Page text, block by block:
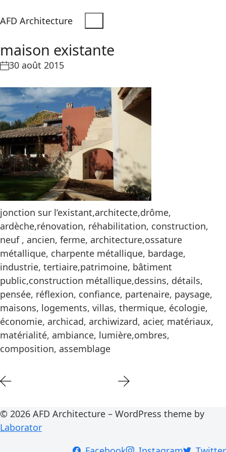
AFD Architecture
maison existante
30 août 2015
jonction sur l’existant,architecte,drôme,
ardèche,rénovation, réhabilitation, construction,
neuf , ancien, ferme, architecture,ossature
métallique, charpente métallique, bardage,
industrie, tertiaire,patrimoine, bâtiment
public,construction métallique,dessins, détails,
pensée, réflexion, confiance, partenaire, paysage,
maisons, logements, villas, thermique, écologie,
économie, archicad, archiwizard, acier, matériaux,
matérialité, ambiance, lumière,ombres,
composition, assemblage
© 2026 AFD Architecture – WordPress theme by
Laborator